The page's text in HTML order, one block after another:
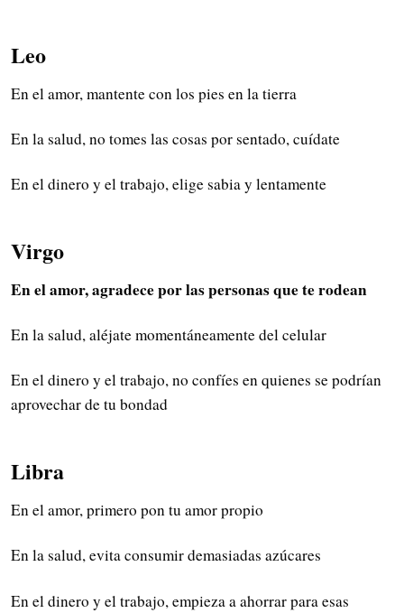
Leo
En el amor, mantente con los pies en la tierra
En la salud, no tomes las cosas por sentado, cuídate
En el dinero y el trabajo, elige sabia y lentamente
Virgo
En el amor, agradece por las personas que te rodean
En la salud, aléjate momentáneamente del celular
En el dinero y el trabajo, no confíes en quienes se podrían
aprovechar de tu bondad
Libra
En el amor, primero pon tu amor propio
En la salud, evita consumir demasiadas azúcares
En el dinero y el trabajo, empieza a ahorrar para esas